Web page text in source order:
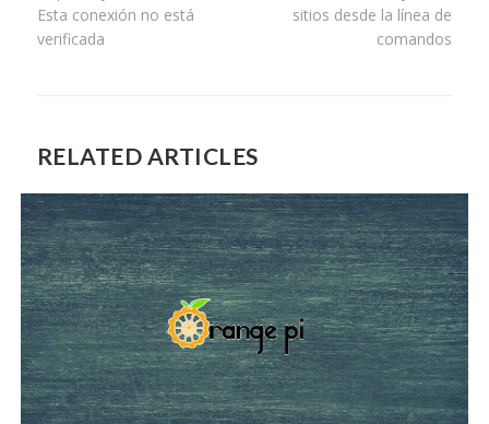
entradas
sitios desde la línea de
comandos
Esta conexión no está
verificada
RELATED ARTICLES